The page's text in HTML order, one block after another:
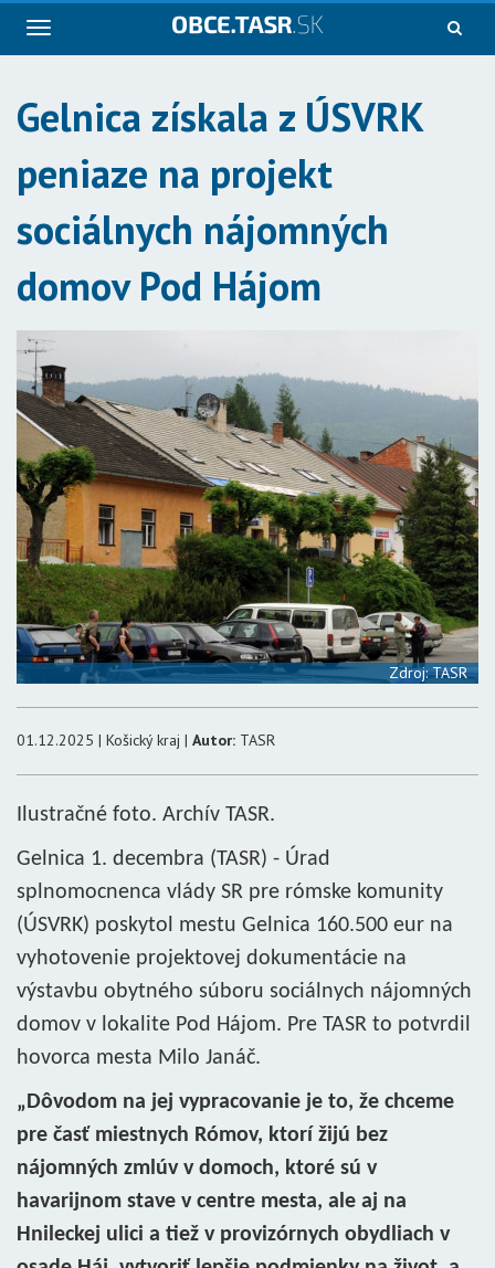
Navigácia
Gelnica získala z ÚSVRK
peniaze na projekt
sociálnych nájomných
domov Pod Hájom
Zdroj: TASR
01.12.2025 | Košický kraj | Autor: TASR
Ilustračné foto. Archív TASR.
Gelnica 1. decembra (TASR) - Úrad
splnomocnenca vlády SR pre rómske komunity
(ÚSVRK) poskytol mestu Gelnica 160.500 eur na
vyhotovenie projektovej dokumentácie na
výstavbu obytného súboru sociálnych nájomných
domov v lokalite Pod Hájom. Pre TASR to potvrdil
hovorca mesta Milo Janáč.
„Dôvodom na jej vypracovanie je to, že chceme
pre časť miestnych Rómov, ktorí žijú bez
nájomných zmlúv v domoch, ktoré sú v
havarijnom stave v centre mesta, ale aj na
Hnileckej ulici a tiež v provizórnych obydliach v